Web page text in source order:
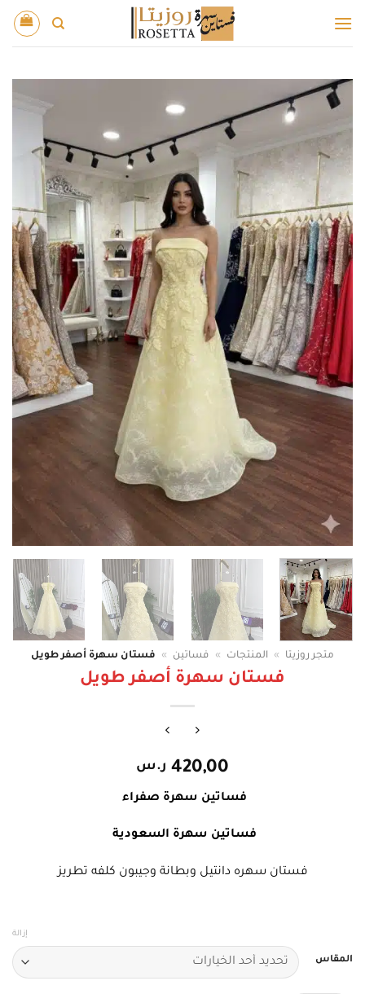
للمحتوى
متجر روزيتا » المنتجات » فساتين » فستان سهرة أصفر طويل
فستان سهرة أصفر طويل
420,00 ر.س
فساتين سهرة صفراء
فساتين سهرة السعودية
فستان سهره دانتيل وبطانة وجيبون كلفه تطريز
المقاس
إزالة